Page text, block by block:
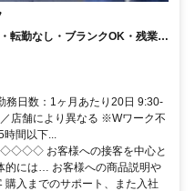
勤なし・ブランクOK・残業少
務日数：1ヶ月あたり20日 9:30-
店舗により異なる ※Wワーク不
間以下...
お客様への接客を中心と
的には… お客様への商品説明や
入までのサポート、また入社